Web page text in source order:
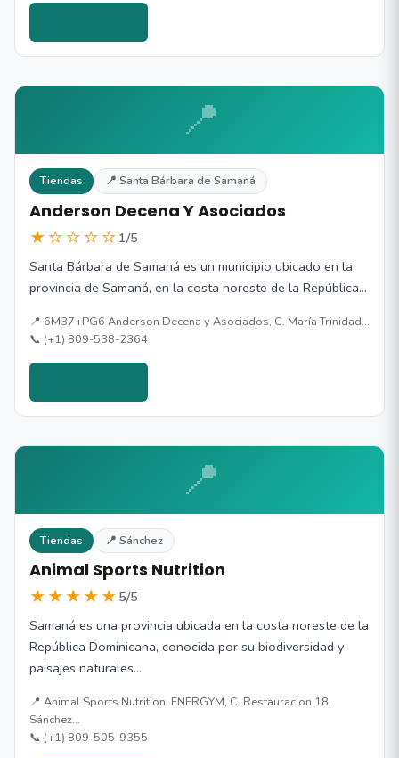
📍
Tiendas 📍 Santa Bárbara de Samaná
Anderson Decena Y Asociados
★☆☆☆☆ 1/5
Santa Bárbara de Samaná es un municipio ubicado en la
provincia de Samaná, en la costa noreste de la República…
📍 6M37+PG6 Anderson Decena y Asociados, C. María Trinidad…
📞 (+1) 809-538-2364
📍
Tiendas 📍 Sánchez
Animal Sports Nutrition
★★★★★ 5/5
Samaná es una provincia ubicada en la costa noreste de la
República Dominicana, conocida por su biodiversidad y
paisajes naturales…
📍 Animal Sports Nutrition, ENERGYM, C. Restauracion 18,
Sánchez…
📞 (+1) 809-505-9355